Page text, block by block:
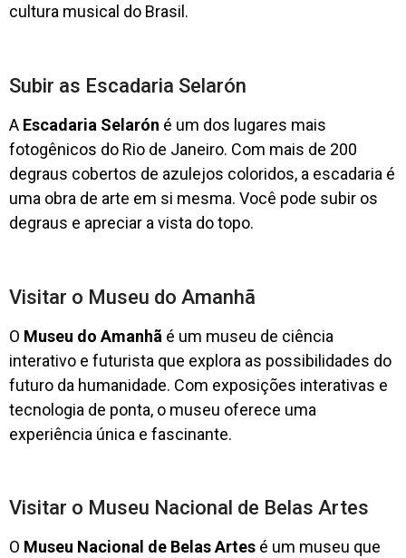
cultura musical do Brasil.
Subir as Escadaria Selarón
A Escadaria Selarón é um dos lugares mais
fotogênicos do Rio de Janeiro. Com mais de 200
degraus cobertos de azulejos coloridos, a escadaria é
uma obra de arte em si mesma. Você pode subir os
degraus e apreciar a vista do topo.
Visitar o Museu do Amanhã
O Museu do Amanhã é um museu de ciência
interativo e futurista que explora as possibilidades do
futuro da humanidade. Com exposições interativas e
tecnologia de ponta, o museu oferece uma
experiência única e fascinante.
Visitar o Museu Nacional de Belas Artes
O Museu Nacional de Belas Artes é um museu que